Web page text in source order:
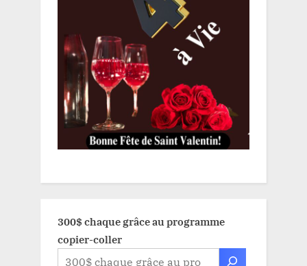
300$ chaque grâce au programme
copier-coller